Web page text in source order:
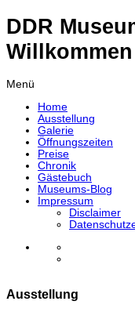
DDR
Menü
Home
Ausstellung
Galerie
Öffnungszeiten
Preise
Chronik
Gästebuch
Museums-Blog
Impressum
Disclaimer
Ausstellung